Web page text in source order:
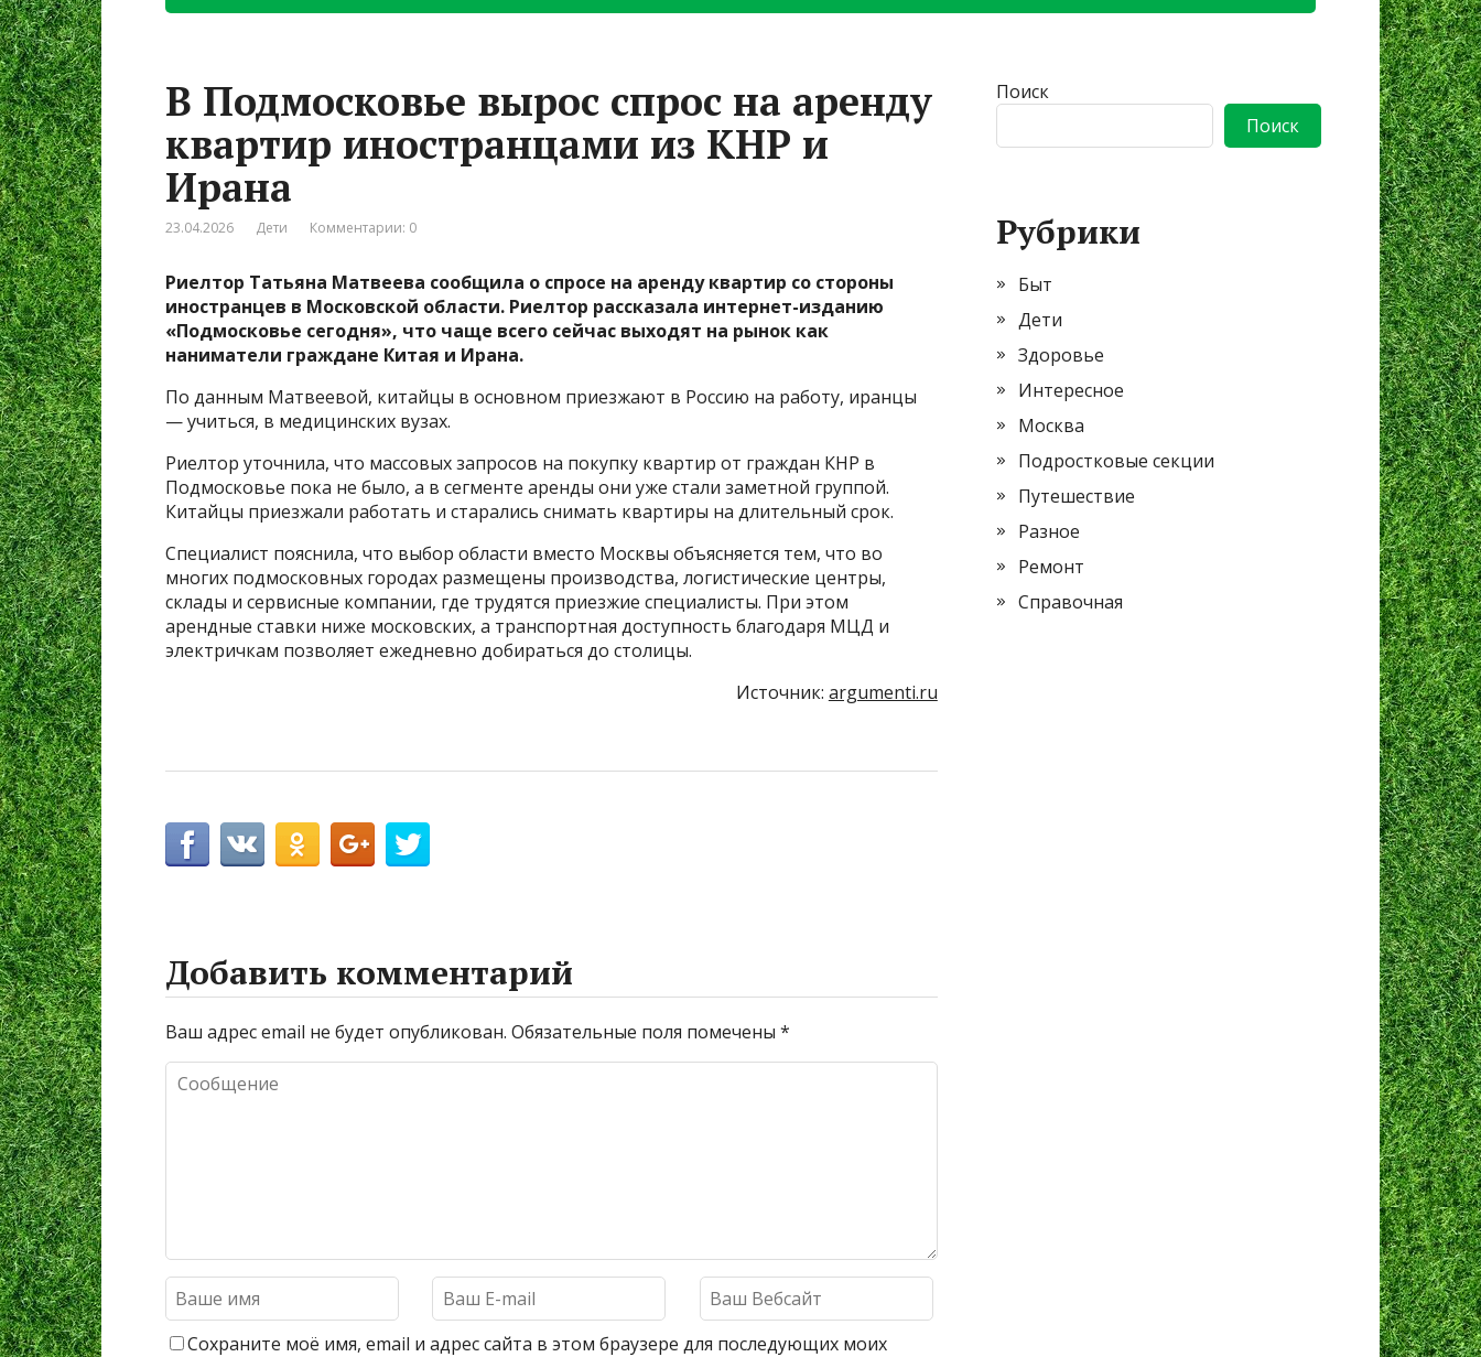
В Подмосковье вырос спрос на аренду
квартир иностранцами из КНР и
Ирана
23.04.2026 Дети Комментарии: 0
Риелтор Татьяна Матвеева сообщила о спросе на аренду квартир со стороны
иностранцев в Московской области. Риелтор рассказала интернет-изданию
«Подмосковье сегодня», что чаще всего сейчас выходят на рынок как
наниматели граждане Китая и Ирана.
По данным Матвеевой, китайцы в основном приезжают в Россию на работу, иранцы
— учиться, в медицинских вузах.
Риелтор уточнила, что массовых запросов на покупку квартир от граждан КНР в
Подмосковье пока не было, а в сегменте аренды они уже стали заметной группой.
Китайцы приезжали работать и старались снимать квартиры на длительный срок.
Специалист пояснила, что выбор области вместо Москвы объясняется тем, что во
многих подмосковных городах размещены производства, логистические центры,
склады и сервисные компании, где трудятся приезжие специалисты. При этом
арендные ставки ниже московских, а транспортная доступность благодаря МЦД и
электричкам позволяет ежедневно добираться до столицы.
Источник: argumenti.ru
Добавить комментарий
Ваш адрес email не будет опубликован. Обязательные поля помечены *
Сохраните моё имя, email и адрес сайта в этом браузере для последующих моих
Поиск
Поиск
Рубрики
Быт
Дети
Здоровье
Интересное
Москва
Подростковые секции
Путешествие
Разное
Ремонт
Справочная